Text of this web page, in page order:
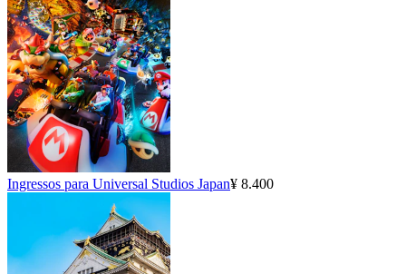
Ingressos para Universal Studios Japan¥ 8.400